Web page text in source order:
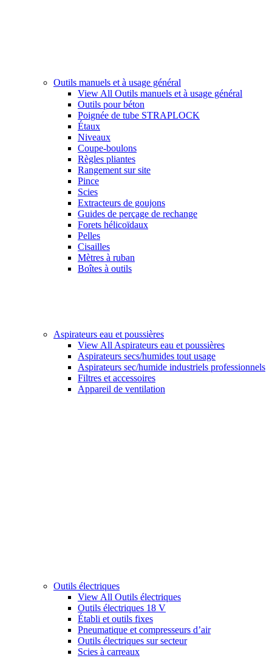
Outils manuels et à usage général
View All Outils manuels et à usage général
Outils pour béton
Poignée de tube STRAPLOCK
Étaux
Niveaux
Coupe-boulons
Règles pliantes
Rangement sur site
Pince
Scies
Extracteurs de goujons
Guides de perçage de rechange
Forets hélicoïdaux
Pelles
Cisailles
Mètres à ruban
Boîtes à outils
Aspirateurs eau et poussières
View All Aspirateurs eau et poussières
Aspirateurs secs/humides tout usage
Aspirateurs sec/humide industriels professionnels
Filtres et accessoires
Appareil de ventilation
Outils électriques
View All Outils électriques
Outils électriques 18 V
Établi et outils fixes
Pneumatique et compresseurs d’air
Outils électriques sur secteur
Scies à carreaux